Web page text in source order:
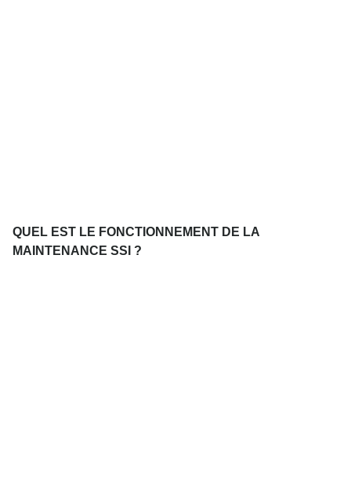
QUEL EST LE FONCTIONNEMENT DE LA
MAINTENANCE SSI ?